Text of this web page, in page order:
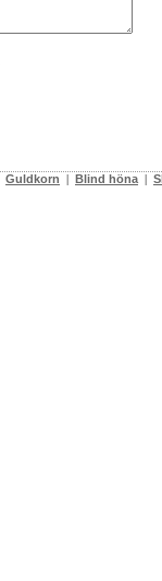
Guldkorn Blind höna